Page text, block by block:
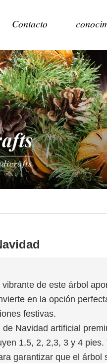
Contacto
vibrante de este árbol
en la opción
festivas.
de Navidad artificial
1,5, 2, 2,3, 3 y 4 pies.
garantizar que el árbol